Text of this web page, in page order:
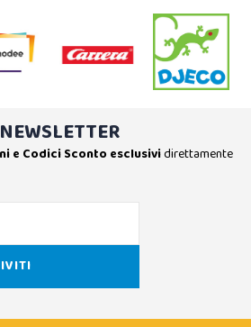
e Codici Sconto esclusividirettamente